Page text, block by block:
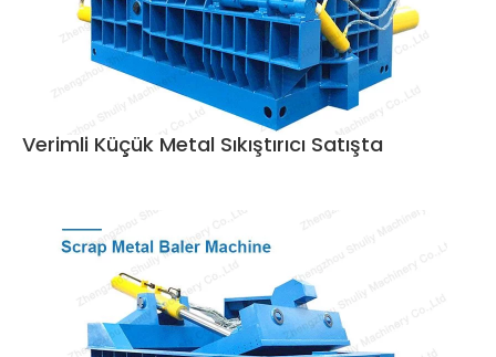
Verimli Küçük Metal Sıkıştırıcı Satışta